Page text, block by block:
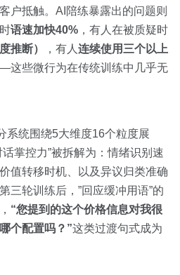
户抵触。AI陪练暴露出的问题则
语速加快40% ，有人在被质疑时
推断）
，有人 连续使用三个以上
这些微行为在传统训练中几乎无
系统围绕5大维度16个粒度展
掌控力”被拆解为：情绪识别速
值转移时机、以及异议归类准确
三轮训练后，”回应缓冲用语”的
“您提到的这个价格信息对我很
个配置吗？”这类过渡句式成为